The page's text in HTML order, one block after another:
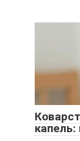
капель: